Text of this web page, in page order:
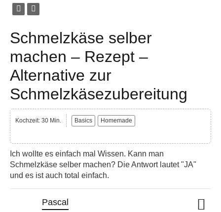
Schmelzkäse selber
machen – Rezept –
Alternative zur
Schmelzkäsezubereitung
Kochzeit: 30 Min. Basics Homemade
Ich wollte es einfach mal Wissen. Kann man
Schmelzkäse selber machen? Die Antwort lautet "JA"
und es ist auch total einfach.
Pascal